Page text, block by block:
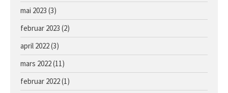
mai 2023 (3)
februar 2023 (2)
april 2022(3)
mars 2022(11)
februar 2022(1)